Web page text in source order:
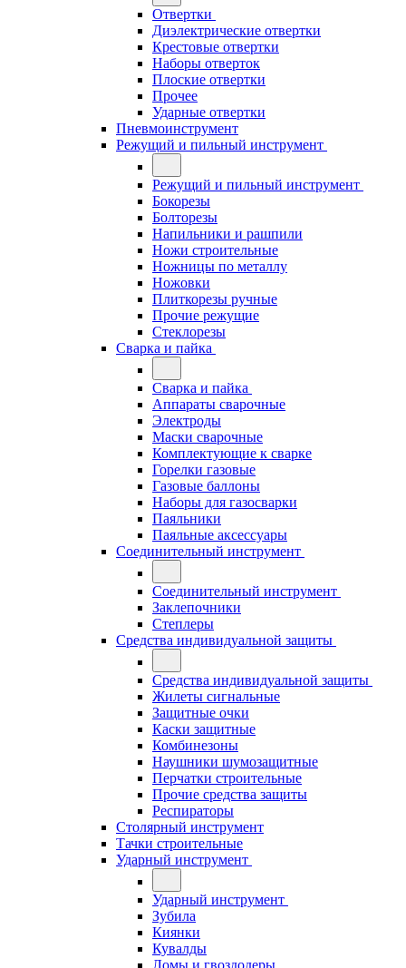
Отвертки
Диэлектрические отвертки
Крестовые отвертки
Наборы отверток
Плоские отвертки
Прочее
Ударные отвертки
Пневмоинструмент
Режущий и пильный инструмент
Режущий и пильный инструмент
Бокорезы
Болторезы
Напильники и рашпили
Ножи строительные
Ножницы по металлу
Ножовки
Плиткорезы ручные
Прочие режущие
Стеклорезы
Сварка и пайка
Сварка и пайка
Аппараты сварочные
Электроды
Маски сварочные
Комплектующие к сварке
Горелки газовые
Газовые баллоны
Наборы для газосварки
Паяльники
Паяльные аксессуары
Соединительный инструмент
Соединительный инструмент
Заклепочники
Степлеры
Средства индивидуальной защиты
Средства индивидуальной защиты
Жилеты сигнальные
Защитные очки
Каски защитные
Комбинезоны
Наушники шумозащитные
Перчатки строительные
Прочие средства защиты
Респираторы
Столярный инструмент
Тачки строительные
Ударный инструмент
Ударный инструмент
Зубила
Киянки
Кувалды
Ломы и гвоздодеры